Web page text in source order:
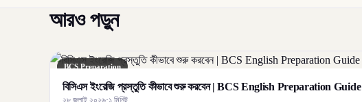
আরও পড়ুন
BCS Preparation
বিসিএস ইংরেজি প্রস্তুতি কীভাবে শুরু করবেন | BCS English Preparation Guide
২৮ জুলাই ২০২৬·১ মিনিট